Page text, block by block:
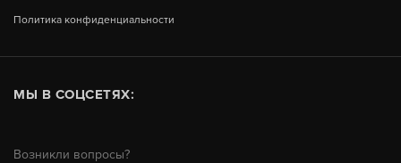
Политика конфиденциальности
МЫ В СОЦСЕТЯХ:
Возникли вопросы?